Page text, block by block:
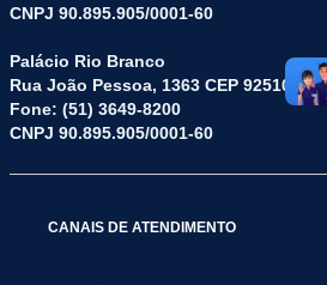
CNPJ 90.895.905/0001-60
Palácio Rio Branco
Rua João Pessoa, 1363 CEP 92510-045
Fone: (51) 3649-8200
CNPJ 90.895.905/0001-60
CANAIS DE ATENDIMENTO